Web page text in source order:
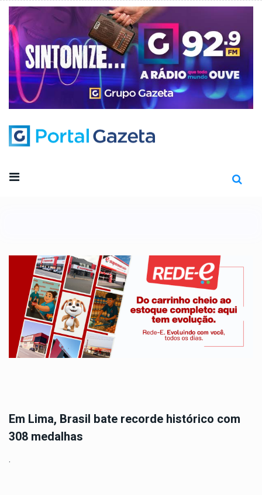
Em Lima, Brasil bate recorde histórico com
308 medalhas
.